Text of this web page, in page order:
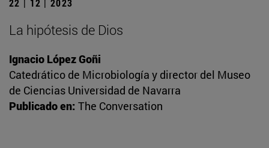
22 | 12 | 2023
La hipótesis de Dios
Ignacio López Goñi
Catedrático de Microbiología y director del Museo
de Ciencias Universidad de Navarra
Publicado en: The Conversation